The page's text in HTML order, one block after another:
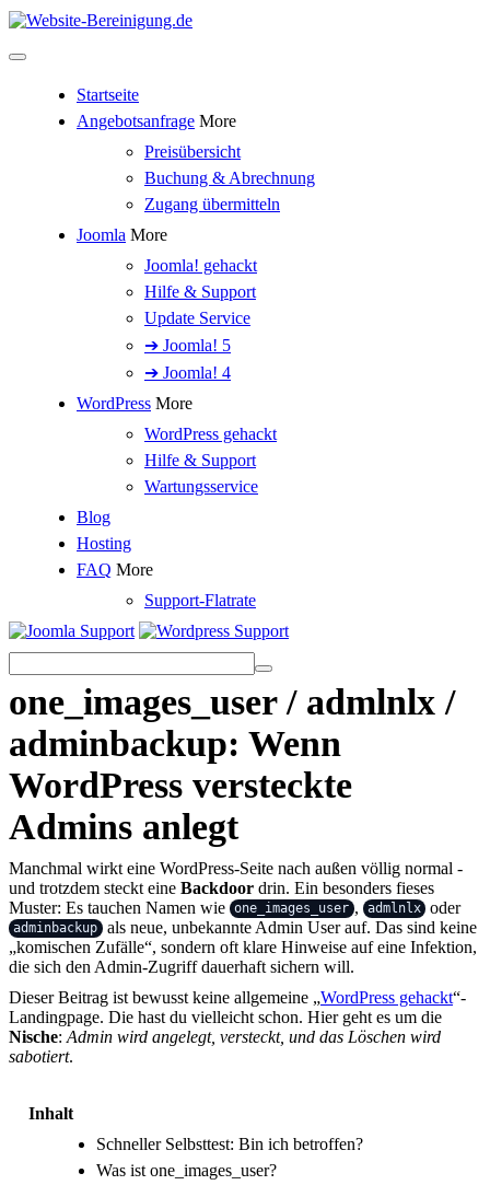
Startseite
Angebotsanfrage More
Preisübersicht
Buchung & Abrechnung
Zugang übermitteln
Joomla More
Joomla! gehackt
Hilfe & Support
Update Service
➔ Joomla! 5
➔ Joomla! 4
WordPress More
WordPress gehackt
Hilfe & Support
Wartungsservice
Blog
Hosting
FAQ More
Support-Flatrate
one_images_user / admlnlx /
adminbackup: Wenn
WordPress versteckte
Admins anlegt
Manchmal wirkt eine WordPress-Seite nach außen völlig normal -
und trotzdem steckt eine Backdoor drin. Ein besonders fieses
Muster: Es tauchen Namen wie one_images_user , admlnlx oder
adminbackup als neue, unbekannte Admin User auf. Das sind keine
„komischen Zufälle“, sondern oft klare Hinweise auf eine Infektion,
die sich den Admin-Zugriff dauerhaft sichern will.
Dieser Beitrag ist bewusst keine allgemeine „WordPress gehackt“-
Landingpage. Die hast du vielleicht schon. Hier geht es um die
Nische: Admin wird angelegt, versteckt, und das Löschen wird
sabotiert.
Inhalt
Schneller Selbsttest: Bin ich betroffen?
Was ist one_images_user?